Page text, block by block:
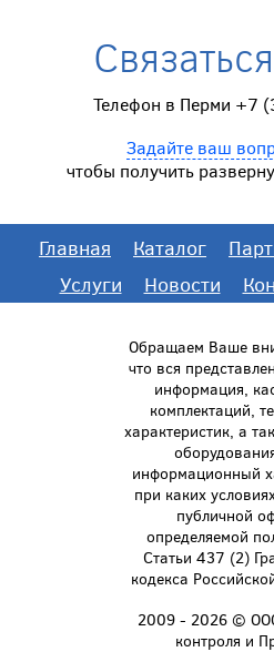
Телефон в Перми +7
Задайте ваш
чтобы получить
Главная Каталог
Услуги
Новости
Обращаем Ваше
что вся
информация,
комплектаций,
характеристик, а
информационный
при каких
публичной
определяемой
Статьи 437 (2)
кодекса
2009 - 2026 ©
контроля и